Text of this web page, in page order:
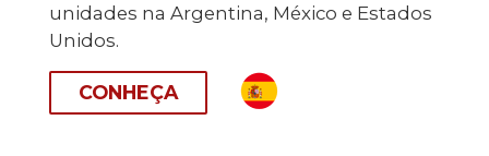
unidades na Argentina, México e Estados
Unidos.
CONHEÇA